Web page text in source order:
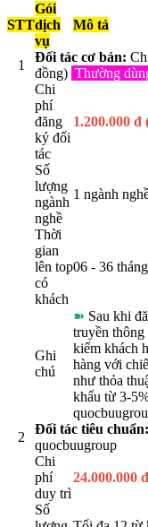
STT
Gói
dịch
vụ
Mô tả
1
Đối tác cơ bản:
đồng) Thường
Chi
phí
đăng
ký đối
tác
1.200.000
Số
lượng
ngành
nghề
1 ngành
Thời
gian
lên top
có
khách
06 - 36
Ghi
chú
➽ Sau khi
truyền thông
kiếm khách
hàng với
như thỏa
khấu từ 3-
2
Đối tác tiêu chuẩn:
quocbuugroup
Chi
phí
duy trì
24.000.000
Số